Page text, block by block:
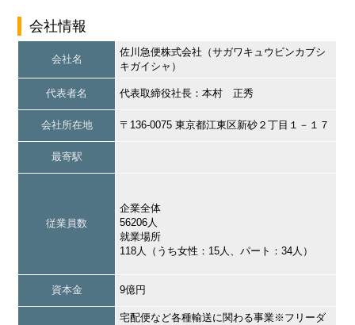
会社情報
会社名
佐川急便株式会社（サガワキュウビンカブシ
キガイシャ）
代表者名 代表取締役社長：本村 正秀
会社所在地 〒136-0075 東京都江東区新砂２丁目１－１７
最寄駅
従業員数
企業全体
56206人
就業場所
118人（うち女性：15人、パート：34人）
資本金 9億円
宅配便など各種輸送に関わる事業※フリーダ